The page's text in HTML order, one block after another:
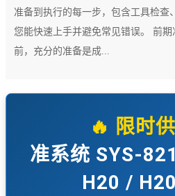
准备到执行的每一步，包含工具检查
您能快速上手并避免常见错误。 前
前，充分的准备是成...
🔥 限时
准系统 SYS-
H20 /